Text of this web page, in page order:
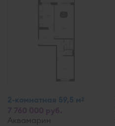
2-комнатная 59,5 м2
Аквамарин